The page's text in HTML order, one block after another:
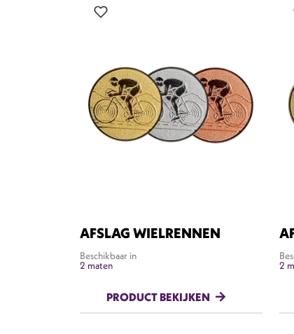
AFSLAG WIELRENNEN
Beschikbaar in
2 maten
PRODUCT BEKIJKEN
2